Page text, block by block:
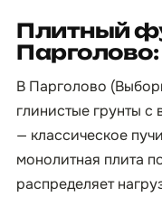
Плитный
В Парголово
глинистые грунты
— классическое
монолитная плита
распределяет